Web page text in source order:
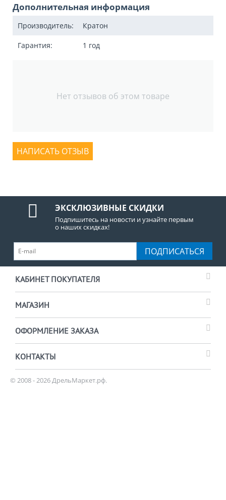
Дополнительная информация
Производитель: Кратон
Гарантия: 1 год
Нет отзывов об этом товаре
НАПИСАТЬ ОТЗЫВ
ЭКСКЛЮЗИВНЫЕ СКИДКИ
Подпишитесь на новости и узнайте первым
о наших скидках!
ПОДПИСАТЬСЯ
КАБИНЕТ ПОКУПАТЕЛЯ
МАГАЗИН
ОФОРМЛЕНИЕ ЗАКАЗА
КОНТАКТЫ
© 2008 - 2026 ДрельМаркет.рф.